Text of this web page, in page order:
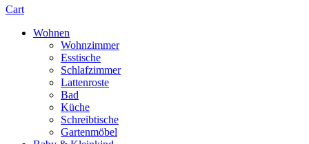
Cart
Wohnen
Wohnzimmer
Esstische
Schlafzimmer
Lattenroste
Bad
Küche
Schreibtische
Gartenmöbel